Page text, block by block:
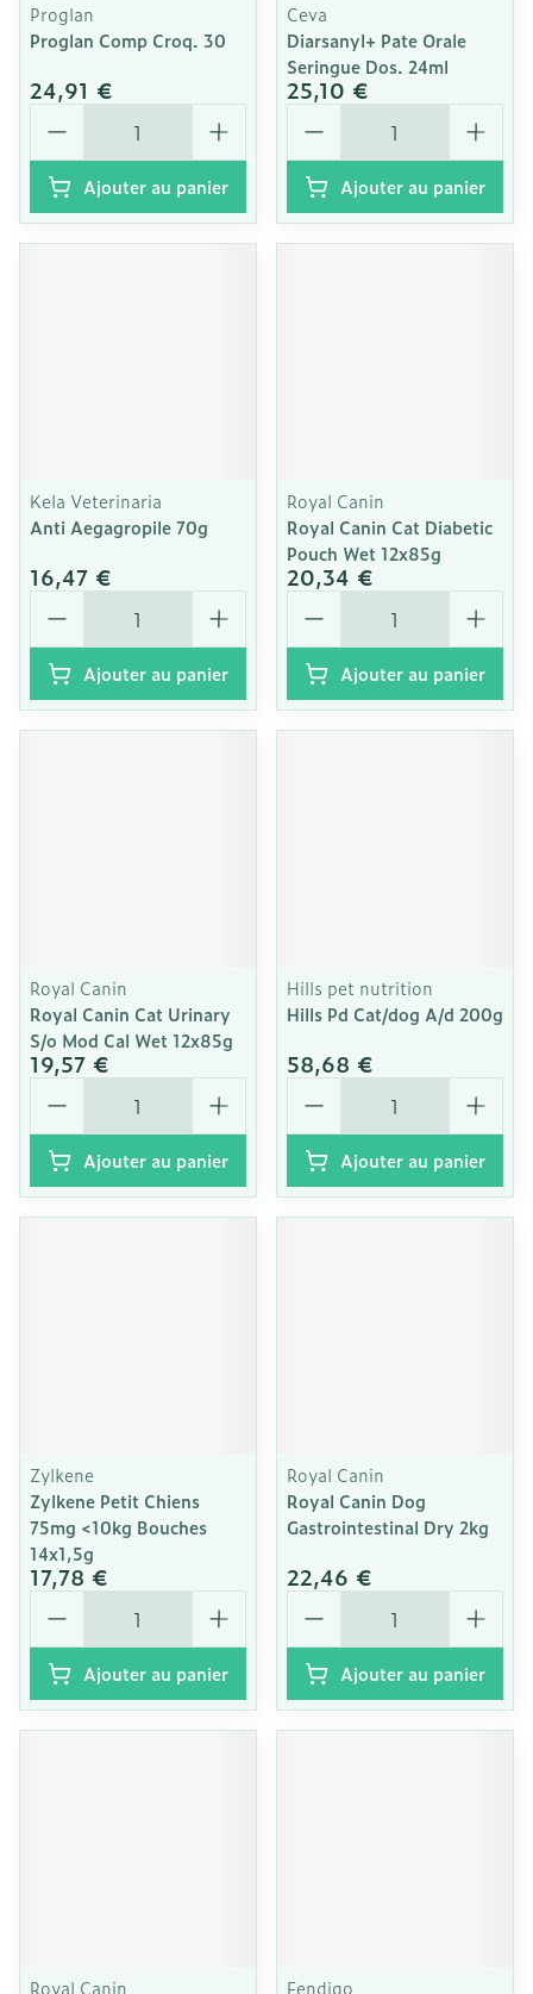
Proglan
Proglan Comp Croq. 30
24,91 €
Quantité
Ajouter au panier
Ceva
Diarsanyl+ Pate Orale
Seringue Dos. 24ml
25,10 €
Quantité
Ajouter au panier
Kela Veterinaria
Anti Aegagropile 70g
16,47 €
Quantité
Ajouter au panier
Royal Canin
Royal Canin Cat Diabetic
Pouch Wet 12x85g
20,34 €
Quantité
Ajouter au panier
Royal Canin
Royal Canin Cat Urinary
S/o Mod Cal Wet 12x85g
19,57 €
Quantité
Ajouter au panier
Hills pet nutrition
Hills Pd Cat/dog A/d 200g
58,68 €
Quantité
Ajouter au panier
Zylkene
Zylkene Petit Chiens
75mg <10kg Bouches
14x1,5g
17,78 €
Quantité
Ajouter au panier
Royal Canin
Royal Canin Dog
Gastrointestinal Dry 2kg
22,46 €
Quantité
Ajouter au panier
Royal Canin Fendigo